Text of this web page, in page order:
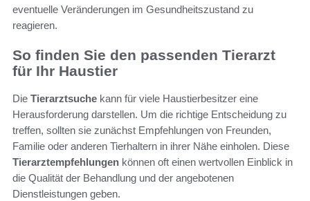
eventuelle Veränderungen im Gesundheitszustand zu
reagieren.
So finden Sie den passenden Tierarzt
für Ihr Haustier
Die Tierarztsuche kann für viele Haustierbesitzer eine
Herausforderung darstellen. Um die richtige Entscheidung zu
treffen, sollten sie zunächst Empfehlungen von Freunden,
Familie oder anderen Tierhaltern in ihrer Nähe einholen. Diese
Tierarztempfehlungen können oft einen wertvollen Einblick in
die Qualität der Behandlung und der angebotenen
Dienstleistungen geben.